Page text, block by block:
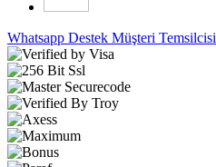
Whatsapp Destek Müşteri Temsilcisi